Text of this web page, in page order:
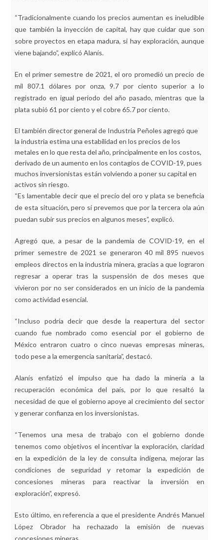
“Tradicionalmente cuando los precios aumentan es ineludible
que también la inyección de capital, hay que cuidar que son
sobre proyectos en etapa madura, si hay exploración, aunque
viene bajando”, explicó Alanís.
En el primer semestre de 2021, el oro promedió un precio de
mil 807.1 dólares por onza, 9.7 por ciento superior a lo
registrado en igual periodo del año pasado, mientras que la
plata subió 61 por ciento y el cobre 65.7 por ciento.
El también director general de Industria Peñoles agregó que
la industria estima una estabilidad en los precios de los
metales en lo que resta del año, principalmente en los costos,
derivado de un aumento en los contagios de COVID-19, pues
muchos inversionistas están volviendo a poner su capital en
activos sin riesgo.
“Es lamentable decir que el precio del oro y plata se beneficia
de esta situación, pero sí prevemos que por la tercera ola aún
puedan subir sus precios en algunos meses”, explicó.
Agregó que, a pesar de la pandemia de COVID-19, en el
primer semestre de 2021 se generaron 40 mil 895 nuevos
empleos directos en la industria minera, gracias a que lograron
regresar a operar tras la suspensión de dos meses que
vivieron por no ser considerados en un inicio de la pandemia
como actividad esencial.
“Incluso podría decir que desde la reapertura del sector
cuando fue nombrado como esencial por el gobierno de
México entraron cuatro o cinco nuevas empresas mineras,
todo pese a la emergencia sanitaria”, destacó.
Alanís enfatizó el impulso que ha dado la minería a la
recuperación económica del país, por lo que resaltó la
necesidad de que el gobierno apoye al crecimiento del sector
y generar confianza en los inversionistas.
“Tenemos una mesa de trabajo con el gobierno donde
tenemos como objetivos el incentivar la exploración, claridad
en la expedición de la ley de consulta indígena, mejorar las
condiciones de seguridad y retomar la expedición de
concesiones mineras para reactivar la inversión en
exploración”, expresó.
Esto último, en referencia a que el presidente Andrés Manuel
López Obrador ha rechazado la emisión de nuevas
concesiones mineras.